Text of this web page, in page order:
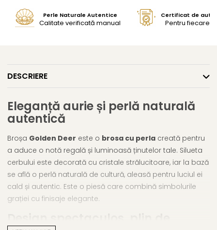
Perle Naturale Autentice
Calitate verificată manual
Certificat de
Pentru fiecare
DESCRIERE
Eleganță aurie și perlă naturală
autentică
Broșa Golden Deer este o brosa cu perla creată pentru
a aduce o notă regală și luminoasă ținutelor tale. Silueta
cerbului este decorată cu cristale strălucitoare, iar la bază
se află o perlă naturală de cultură, aleasă pentru luciul ei
cald și autentic. Este o piesă care combină simbolurile
grației cu finisaje elegante.